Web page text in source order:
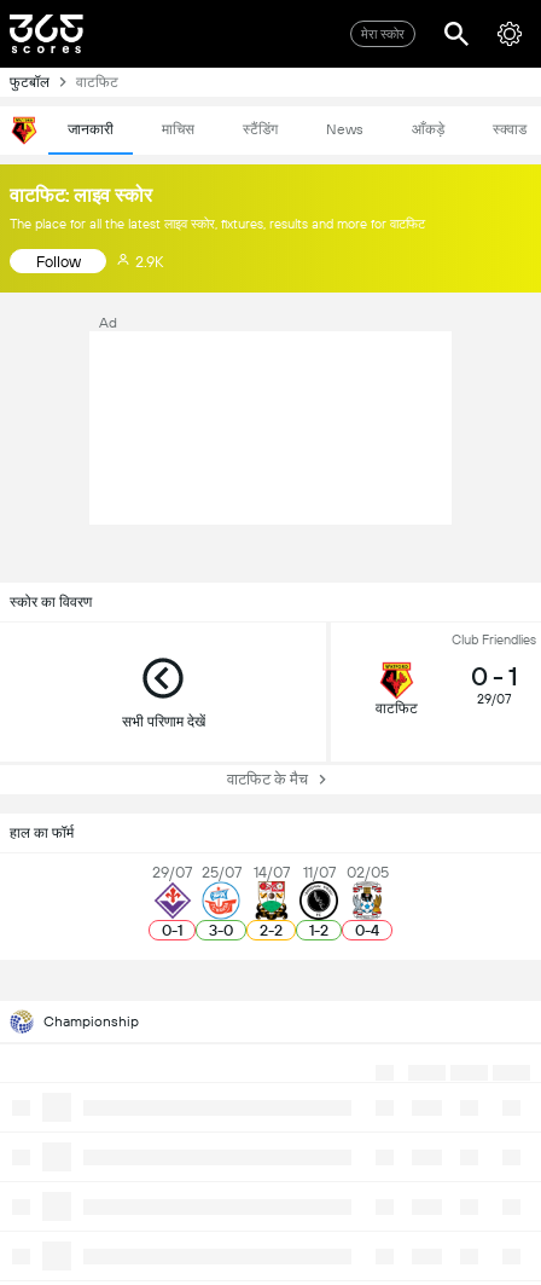
मेरा स्कोर
फुटबॉल वाटफिट
जानकारी माचिस स्टैंडिंग News आँकड़े स्क्वाड
वाटफिट: लाइव स्कोर
The place for all the latest लाइव स्कोर, fixtures, results and more for वाटफिट
Follow 2.9K
Ad
स्कोर का विवरण
सभी परिणाम देखें
Club Friendlies
वाटफिट
0- 1
29/07
वाटफिट के मैच
हाल का फॉर्म
29/07
0-1
25/07
3-0
14/07
2-2
11/07
1-2
02/05
0-4
Championship